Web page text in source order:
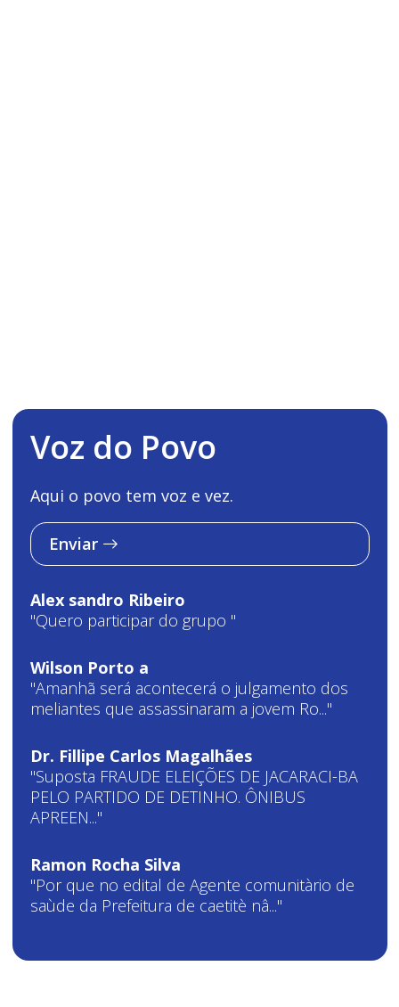
Voz do Povo
Aqui o povo tem voz e vez.
Enviar
Alex sandro Ribeiro
"Quero participar do grupo "
Wilson Porto a
"Amanhã será acontecerá o julgamento dos
meliantes que assassinaram a jovem Ro..."
Dr. Fillipe Carlos Magalhães
"Suposta FRAUDE ELEIÇÕES DE JACARACI-BA
PELO PARTIDO DE DETINHO. ÔNIBUS
APREEN..."
Ramon Rocha Silva
"Por que no edital de Agente comunitàrio de
saùde da Prefeitura de caetitè nâ..."